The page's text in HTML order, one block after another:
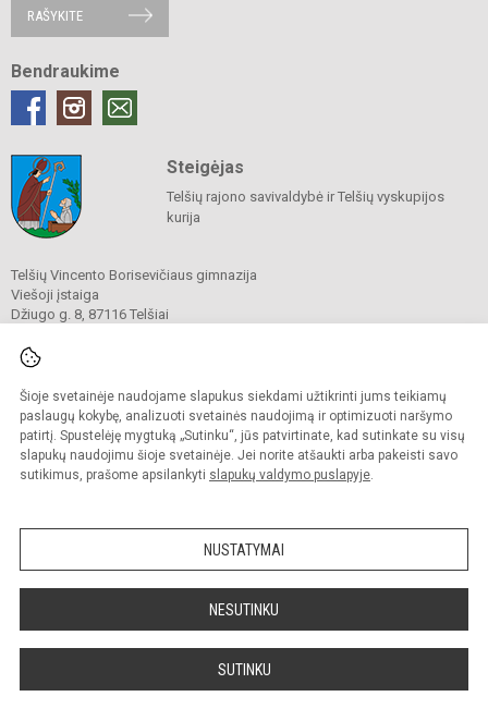
Šioje svetainėje naudojame slapukus siekdami užtikrinti jums teikiamų
paslaugų kokybę, analizuoti svetainės naudojimą ir optimizuoti naršymo
patirtį. Spustelėję mygtuką „Sutinku“, jūs patvirtinate, kad sutinkate su visų
slapukų naudojimu šioje svetainėje. Jei norite atšaukti arba pakeisti savo
sutikimus, prašome apsilankyti slapukų valdymo puslapyje.
NUSTATYMAI
NESUTINKU
SUTINKU
RAŠYKITE
Bendraukime
Steigėjas
Telšių rajono savivaldybė ir Telšių vyskupijos
kurija
Telšių Vincento Borisevičiaus gimnazija
Viešoji įstaiga
Džiugo g. 8, 87116 Telšiai
El. p.
Duomenys kaupiami ir saugomi
Juridinių asmenų registre
Įmonės kodas 190556414
Kopijuoti turinį be raštiško gimnazijos sutikimo griežtai draudžiama.
Prieinamumo paraiška Slapukų politika
Sumanus būdas atnaujinti
svetainę